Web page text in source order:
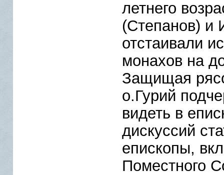
летнего
(Степанов) и
отстаивали
монахов на
Защищая
о.Гурий
видеть в
дискуссий
епископы,
Поместного